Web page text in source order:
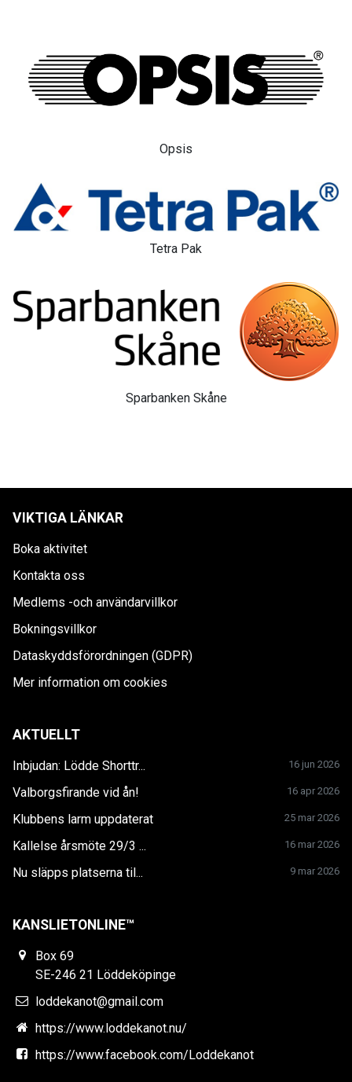
Opsis
Tetra Pak
Sparbanken Skåne
VIKTIGA LÄNKAR
Boka aktivitet
Kontakta oss
Medlems -och användarvillkor
Bokningsvillkor
Dataskyddsförordningen (GDPR)
Mer information om cookies
AKTUELLT
Inbjudan: Lödde Shorttr... 16 jun 2026
Valborgsfirande vid ån! 16 apr 2026
Klubbens larm uppdaterat 25 mar 2026
Kallelse årsmöte 29/3 ... 16 mar 2026
Nu släpps platserna til... 9 mar 2026
KANSLIETONLINE™
Box 69
SE-246 21 Löddeköpinge
loddekanot@gmail.com
https://www.loddekanot.nu/
https://www.facebook.com/Loddekanot